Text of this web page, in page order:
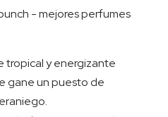
tropical y energizante
gane un puesto de